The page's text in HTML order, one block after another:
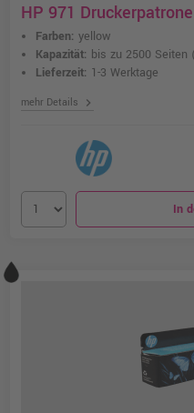
HP 971
Farben: yellow
Kapazität: bis zu 2500 Seiten
Lieferzeit: 1-3 Werktage
mehr Details chevron_right
In